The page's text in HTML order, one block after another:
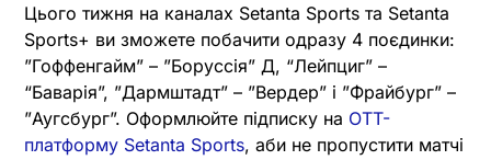
Цього тижня на каналах Setanta Sports та Setanta
Sports+ ви зможете побачити одразу 4 поєдинки:
”Гоффенгайм” – ”Боруссія” Д, “Лейпциг” –
“Баварія”, ”Дармштадт” – ”Вердер” і ”Фрайбург” –
”Аугсбург”. Оформлюйте підписку на OTT-
платформу Setanta Sports, аби не пропустити матчі